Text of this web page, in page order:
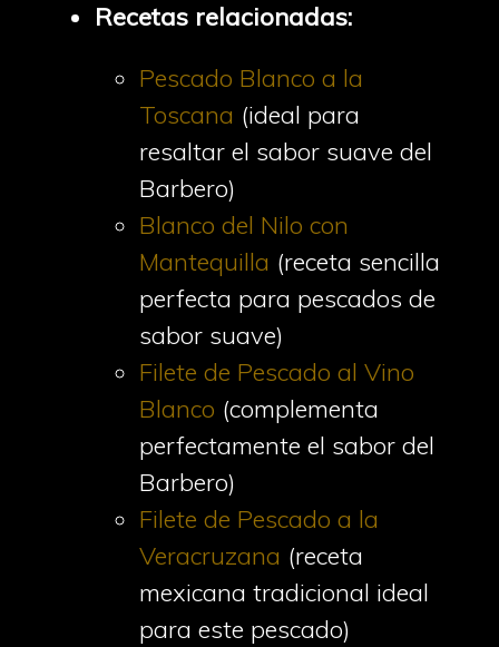
Recetas relacionadas:
Pescado Blanco a la
Toscana (ideal para
resaltar el sabor suave del
Barbero)
Blanco del Nilo con
Mantequilla (receta sencilla
perfecta para pescados de
sabor suave)
Filete de Pescado al Vino
Blanco (complementa
perfectamente el sabor del
Barbero)
Filete de Pescado a la
Veracruzana (receta
mexicana tradicional ideal
para este pescado)